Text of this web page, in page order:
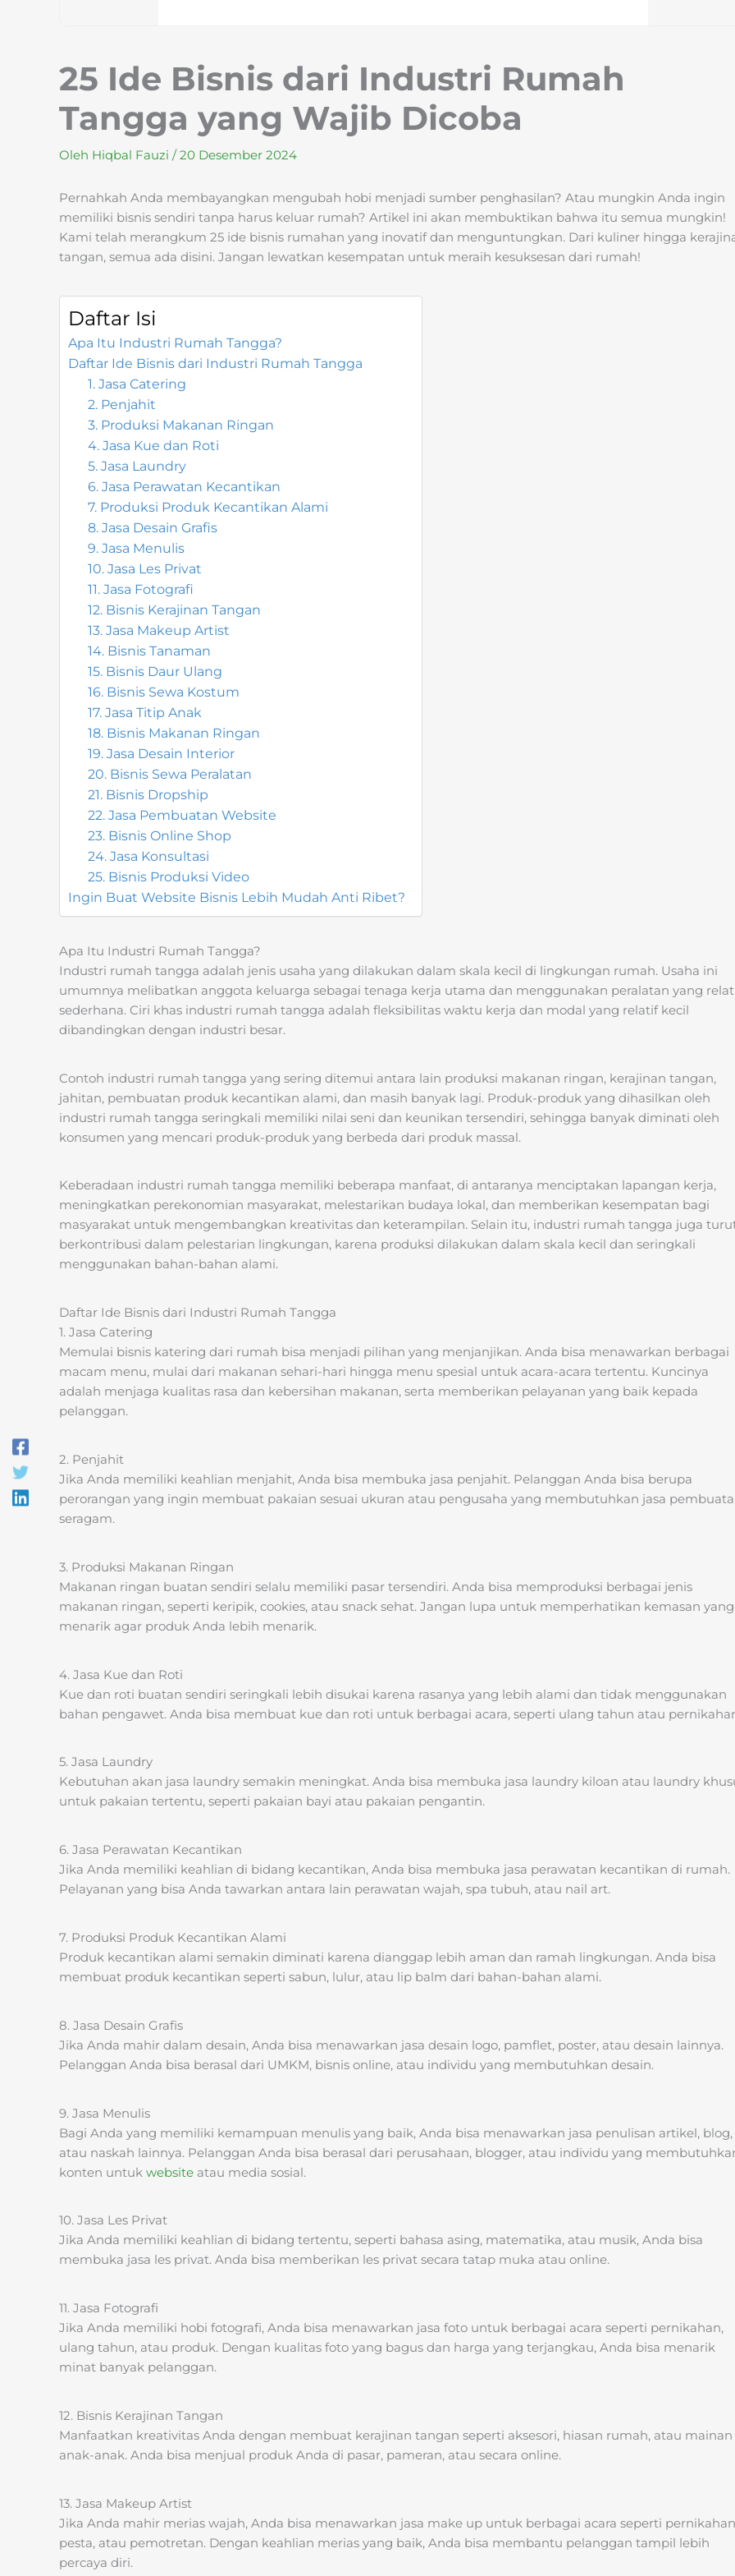
25 Ide Bisnis dari Industri Rumah
Tangga yang Wajib Dicoba
Oleh Hiqbal Fauzi /20 Desember 2024
Pernahkah Anda membayangkan mengubah hobi menjadi sumber penghasilan? Atau mungkin Anda ingin
memiliki bisnis sendiri tanpa harus keluar rumah? Artikel ini akan membuktikan bahwa itu semua mungkin!
Kami telah merangkum 25 ide bisnis rumahan yang inovatif dan menguntungkan. Dari kuliner hingga
tangan, semua ada disini. Jangan lewatkan kesempatan untuk meraih kesuksesan dari rumah!
Daftar Isi
Apa Itu Industri Rumah Tangga?
Daftar Ide Bisnis dari Industri Rumah Tangga
1. Jasa Catering
2. Penjahit
3. Produksi Makanan Ringan
4. Jasa Kue dan Roti
5. Jasa Laundry
6. Jasa Perawatan Kecantikan
7. Produksi Produk Kecantikan Alami
8. Jasa Desain Grafis
9. Jasa Menulis
10. Jasa Les Privat
11. Jasa Fotografi
12. Bisnis Kerajinan Tangan
13. Jasa Makeup Artist
14. Bisnis Tanaman
15. Bisnis Daur Ulang
16. Bisnis Sewa Kostum
17. Jasa Titip Anak
18. Bisnis Makanan Ringan
19. Jasa Desain Interior
20. Bisnis Sewa Peralatan
21. Bisnis Dropship
22. Jasa Pembuatan Website
23. Bisnis Online Shop
24. Jasa Konsultasi
25. Bisnis Produksi Video
Ingin Buat Website Bisnis Lebih Mudah Anti Ribet?
Apa Itu Industri Rumah Tangga?
Industri rumah tangga adalah jenis usaha yang dilakukan dalam skala kecil di lingkungan rumah. Usaha ini
umumnya melibatkan anggota keluarga sebagai tenaga kerja utama dan menggunakan peralatan yang
sederhana. Ciri khas industri rumah tangga adalah fleksibilitas waktu kerja dan modal yang relatif kecil
dibandingkan dengan industri besar.
Contoh industri rumah tangga yang sering ditemui antara lain produksi makanan ringan, kerajinan tangan,
jahitan, pembuatan produk kecantikan alami, dan masih banyak lagi. Produk-produk yang dihasilkan oleh
industri rumah tangga seringkali memiliki nilai seni dan keunikan tersendiri, sehingga banyak diminati oleh
konsumen yang mencari produk-produk yang berbeda dari produk massal.
Keberadaan industri rumah tangga memiliki beberapa manfaat, di antaranya menciptakan lapangan kerja,
meningkatkan perekonomian masyarakat, melestarikan budaya lokal, dan memberikan kesempatan bagi
masyarakat untuk mengembangkan kreativitas dan keterampilan. Selain itu, industri rumah tangga juga
berkontribusi dalam pelestarian lingkungan, karena produksi dilakukan dalam skala kecil dan seringkali
menggunakan bahan-bahan alami.
Daftar Ide Bisnis dari Industri Rumah Tangga
1. Jasa Catering
Memulai bisnis katering dari rumah bisa menjadi pilihan yang menjanjikan. Anda bisa menawarkan berbagai
macam menu, mulai dari makanan sehari-hari hingga menu spesial untuk acara-acara tertentu. Kuncinya
adalah menjaga kualitas rasa dan kebersihan makanan, serta memberikan pelayanan yang baik kepada
pelanggan.
2. Penjahit
Jika Anda memiliki keahlian menjahit, Anda bisa membuka jasa penjahit. Pelanggan Anda bisa berupa
perorangan yang ingin membuat pakaian sesuai ukuran atau pengusaha yang membutuhkan jasa
seragam.
3. Produksi Makanan Ringan
Makanan ringan buatan sendiri selalu memiliki pasar tersendiri. Anda bisa memproduksi berbagai jenis
makanan ringan, seperti keripik, cookies, atau snack sehat. Jangan lupa untuk memperhatikan kemasan yang
menarik agar produk Anda lebih menarik.
4. Jasa Kue dan Roti
Kue dan roti buatan sendiri seringkali lebih disukai karena rasanya yang lebih alami dan tidak menggunakan
bahan pengawet. Anda bisa membuat kue dan roti untuk berbagai acara, seperti ulang tahun atau
5. Jasa Laundry
Kebutuhan akan jasa laundry semakin meningkat. Anda bisa membuka jasa laundry kiloan atau laundry
untuk pakaian tertentu, seperti pakaian bayi atau pakaian pengantin.
6. Jasa Perawatan Kecantikan
Jika Anda memiliki keahlian di bidang kecantikan, Anda bisa membuka jasa perawatan kecantikan di rumah.
Pelayanan yang bisa Anda tawarkan antara lain perawatan wajah, spa tubuh, atau nail art.
7. Produksi Produk Kecantikan Alami
Produk kecantikan alami semakin diminati karena dianggap lebih aman dan ramah lingkungan. Anda bisa
membuat produk kecantikan seperti sabun, lulur, atau lip balm dari bahan-bahan alami.
8. Jasa Desain Grafis
Jika Anda mahir dalam desain, Anda bisa menawarkan jasa desain logo, pamflet, poster, atau desain lainnya.
Pelanggan Anda bisa berasal dari UMKM, bisnis online, atau individu yang membutuhkan desain.
9. Jasa Menulis
Bagi Anda yang memiliki kemampuan menulis yang baik, Anda bisa menawarkan jasa penulisan artikel, blog,
atau naskah lainnya. Pelanggan Anda bisa berasal dari perusahaan, blogger, atau individu yang
konten untuk website atau media sosial.
10. Jasa Les Privat
Jika Anda memiliki keahlian di bidang tertentu, seperti bahasa asing, matematika, atau musik, Anda bisa
membuka jasa les privat. Anda bisa memberikan les privat secara tatap muka atau online.
11. Jasa Fotografi
Jika Anda memiliki hobi fotografi, Anda bisa menawarkan jasa foto untuk berbagai acara seperti pernikahan,
ulang tahun, atau produk. Dengan kualitas foto yang bagus dan harga yang terjangkau, Anda bisa menarik
minat banyak pelanggan.
12. Bisnis Kerajinan Tangan
Manfaatkan kreativitas Anda dengan membuat kerajinan tangan seperti aksesori, hiasan rumah, atau mainan
anak-anak. Anda bisa menjual produk Anda di pasar, pameran, atau secara online.
13. Jasa Makeup Artist
Jika Anda mahir merias wajah, Anda bisa menawarkan jasa make up untuk berbagai acara seperti
pesta, atau pemotretan. Dengan keahlian merias yang baik, Anda bisa membantu pelanggan tampil lebih
percaya diri.